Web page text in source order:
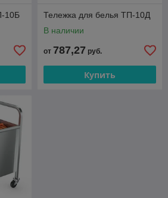
10Б
Тележка для белья ТП-10Д
В наличии
от 787,27 руб.
Купить